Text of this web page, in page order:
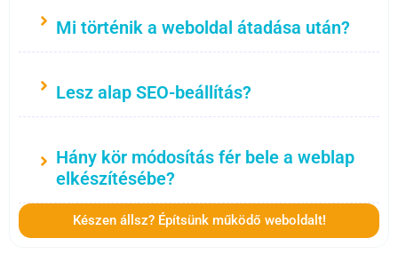
Mi történik a weboldal átadása után?
Lesz alap SEO-beállítás?
Hány kör módosítás fér bele a weblap
elkészítésébe?
Készen állsz? Építsünk működő weboldalt!